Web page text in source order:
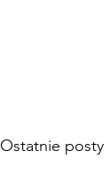
Ostatnie posty